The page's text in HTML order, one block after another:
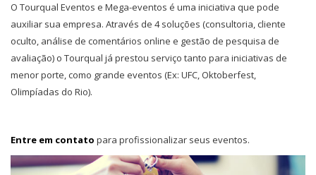
O Tourqual Eventos e Mega-eventos é uma iniciativa que pode
auxiliar sua empresa. Através de 4 soluções (consultoria, cliente
oculto, análise de comentários online e gestão de pesquisa de
avaliação) o Tourqual já prestou serviço tanto para iniciativas de
menor porte, como grande eventos (Ex: UFC, Oktoberfest,
Olimpíadas do Rio).
Entre em contato para profissionalizar seus eventos.